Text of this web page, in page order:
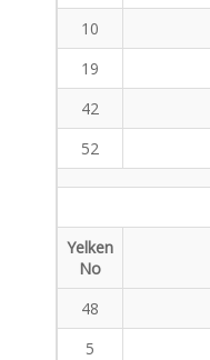
10
19
42
52
Yelken
No
48
5